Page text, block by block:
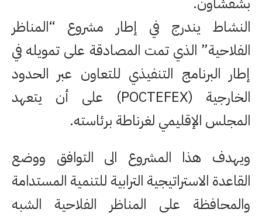
النشاط يندرج في إطار مشروع “المناظر
الفلاحية” الذي تمت المصادقة على تمويله في
إطار البرنامج التنفيذي للتعاون عبر الحدود
الخارجية (POCTEFEX) على أن يتعهد
المجلس الإقليمي لغرناطة برئاسته.
ويهدف هذا المشروع الى التوافق ووضع
القاعدة الاستراتيجية الترابية للتنمية المستدامة
والمحافظة على المناظر الفلاحية الشبه